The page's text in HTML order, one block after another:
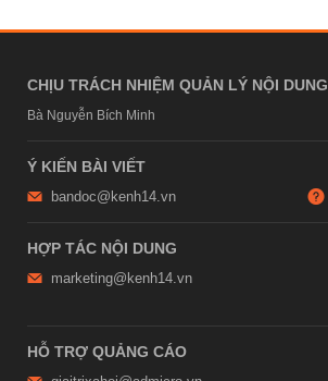
CHỊU TRÁCH NHIỆM QUẢN LÝ NỘI DUNG
Bà Nguyễn Bích Minh
Ý KIẾN BÀI VIẾT
bandoc@kenh14.vn
HỢP TÁC NỘI DUNG
marketing@kenh14.vn
HỖ TRỢ QUẢNG CÁO